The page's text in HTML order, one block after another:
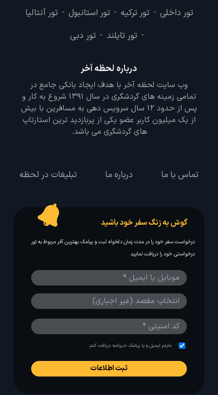
تور داخلی - تور ترکیه - تور استانبول - تور آنتالیا
- تور تایلند - تور دبی
درباره لحظه آخر
وب سایت لحظه آخر با هدف ایجاد بانکی جامع در
تمامی زمینه های گردشگری در سال 1391 شروع به کار و
پس از حدود 12 سال سرویس دهی به مسافرین با بیش
از یک میلیون کاربر عضو یکی از پربازدید ترین استارتاپ
های گردشگری می باشد.
تماس با ما درباره ما تبلیغات در لحظه
گوش به زنگ سفر خود باشید
درخواست سفر خود را در مدت زمان دلخواه ثبت و پیامک بهترین آفر مربوط به تور
درخواستی خود را دریافت نمایید
مایلم ایمیل و یا پیامک خبرنامه دریافت کنم.